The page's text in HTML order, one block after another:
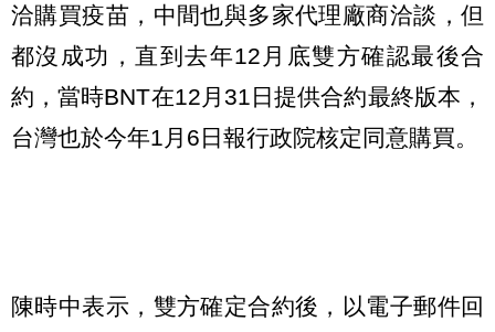
洽購買疫苗，中間也與多家代理廠商洽談，但
都沒成功，直到去年12月底雙方確認最後合
約，當時BNT在12月31日提供合約最終版本，
台灣也於今年1月6日報行政院核定同意購買。
陳時中表示，雙方確定合約後，以電子郵件回